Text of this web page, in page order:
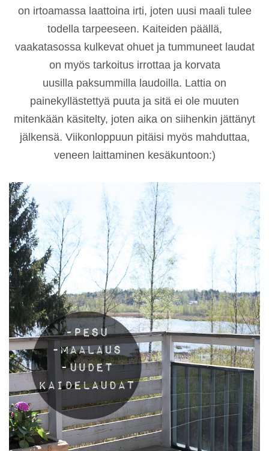
on irtoamassa laattoina irti, joten uusi maali tulee
todella tarpeeseen. Kaiteiden päällä,
vaakatasossa kulkevat ohuet ja tummuneet laudat
on myös tarkoitus irrottaa ja korvata
uusilla paksummilla laudoilla. Lattia on
painekyllästettyä puuta ja sitä ei ole muuten
mitenkään käsitelty, joten aika on siihenkin jättänyt
jälkensä. Viikonloppuun pitäisi myös mahduttaa,
veneen laittaminen kesäkuntoon:)